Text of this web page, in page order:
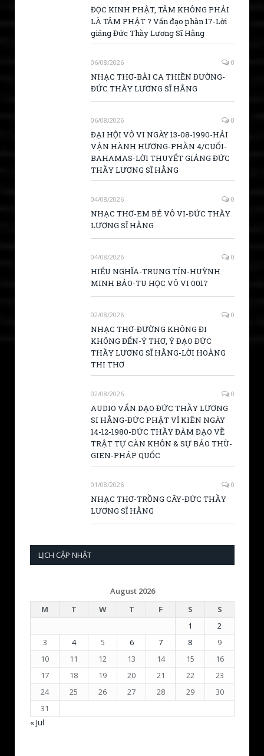
ĐỌC KINH PHẬT, TÂM KHÔNG PHẢI
LÀ TÂM PHẬT ? Vấn đạo phần 17-Lời
giảng Đức Thầy Lương Sĩ Hằng
06/08/2026 0
NHẠC THƠ-BÀI CA THIỀN ĐƯỜNG-
ĐỨC THẦY LƯƠNG SĨ HẰNG
06/08/2026 0
ĐẠI HỘI VÔ VI NGÀY 13-08-1990-HẢI
VẬN HÀNH HƯƠNG-PHẦN 4/CUỐI-
BAHAMAS-LỜI THUYẾT GIẢNG ĐỨC
THẦY LƯƠNG SĨ HẰNG
04/08/2026 0
NHẠC THƠ-EM BÉ VÔ VI-ĐỨC THẦY
LƯƠNG SĨ HẰNG
04/08/2026 0
HIẾU NGHĨA-TRUNG TÍN-HUỲNH
MINH BẢO-TU HỌC VÔ VI 0017
02/08/2026 0
NHẠC THƠ-ĐƯỜNG KHÔNG ĐI
KHÔNG ĐẾN-Ý THƠ, Ý ĐẠO ĐỨC
THẦY LƯƠNG SĨ HẰNG-LỜI HOÀNG
THI THƠ
02/08/2026 0
AUDIO VẤN DẠO ĐỨC THẦY LƯƠNG
SI HẰNG-ĐỨC PHẬT VĨ KIÊN NGÀY
14-12-1980-ĐỨC THẦY ĐÀM ĐẠO VỀ
TRẬT TỰ CÀN KHÔN & SỰ BÁO THÙ-
GIEN-PHÁP QUỐC
01/08/2026 0
NHẠC THƠ-TRỒNG CÂY-ĐỨC THẦY
LƯƠNG SĨ HẰNG
LỊCH CẬP NHẬT
August 2026
M
T W T F S
S
1
2
3
4 5 6 7 8
9
10
11 12 13 14 15
16
17
18 19 20 21 22
23
24
25 26 27 28 29
30
31
« Jul